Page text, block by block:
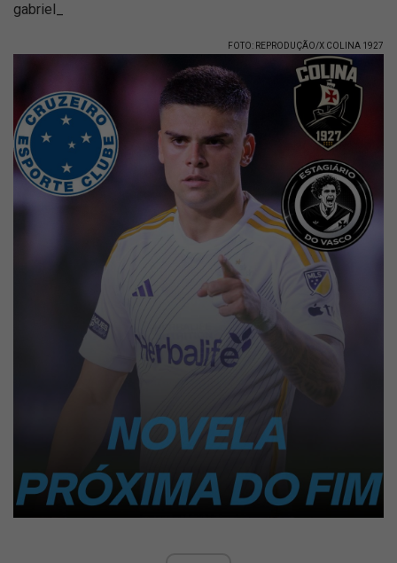
gabriel_
FOTO: REPRODUÇÃO/X COLINA 1927